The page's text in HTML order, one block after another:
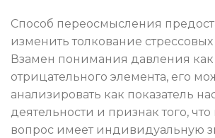
Способ переосмысления
изменить толкование стрессовых
Взамен понимания давления как
отрицательного элемента, его
анализировать как показатель
деятельности и признак того,
вопрос имеет индивидуальную